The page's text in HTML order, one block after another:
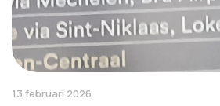
13 februari 2026